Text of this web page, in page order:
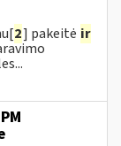
2] pakeitė ir